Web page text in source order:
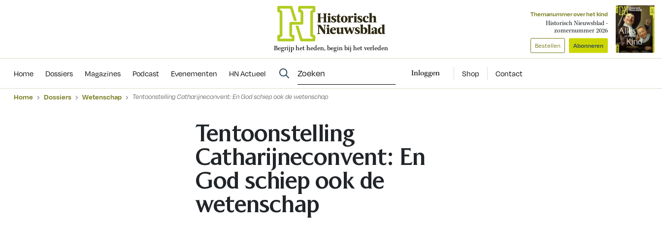
Begrijp het heden, begin bij het verleden
Themanummer over het kind
Historisch Nieuwsblad -
zomernummer 2026
Bestellen Abonneren
Home Dossiers Magazines Podcast Evenementen HN Actueel Inloggen Shop Contact
Evenementen
Home Dossiers Wetenschap Tentoonstelling Catharijneconvent: En God schiep ook de wetenschap
Tentoonstelling
Catharijneconvent: En
God schiep ook de
wetenschap